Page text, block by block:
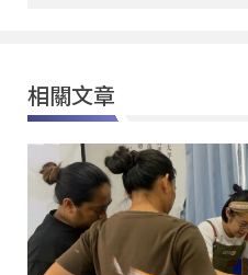
相關文章